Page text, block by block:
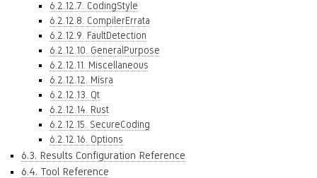
6.2.12.7. CodingStyle
6.2.12.8. CompilerErrata
6.2.12.9. FaultDetection
6.2.12.10. GeneralPurpose
6.2.12.11. Miscellaneous
6.2.12.12. Misra
6.2.12.13. Qt
6.2.12.14. Rust
6.2.12.15. SecureCoding
6.2.12.16. Options
6.3. Results Configuration Reference
6.4. Tool Reference